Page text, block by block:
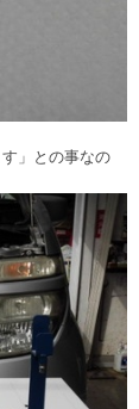
」との事なの